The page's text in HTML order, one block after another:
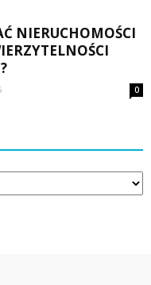
NIERUCHOMOŚCI
0